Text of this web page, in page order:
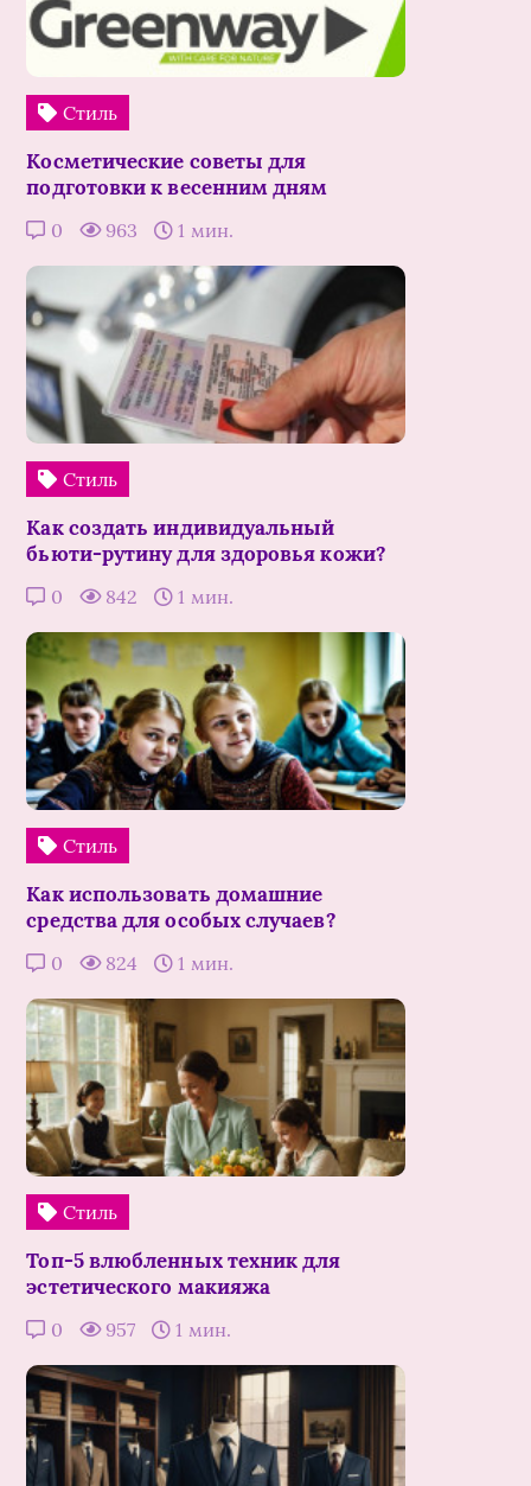
Стиль
Косметические советы для
подготовки к весенним дням
0 963 1 мин.
Стиль
Как создать индивидуальный
бьюти-рутину для здоровья кожи?
0 842 1 мин.
Стиль
Как использовать домашние
средства для особых случаев?
0 824 1 мин.
Стиль
Топ-5 влюбленных техник для
эстетического макияжа
0 957 1 мин.